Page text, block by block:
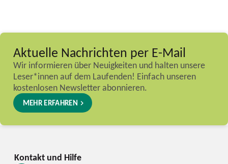
Aktuelle Nachrichten per E-Mail
Wir informieren über Neuigkeiten und halten unsere
Leser*innen auf dem Laufenden! Einfach unseren
kostenlosen Newsletter abonnieren.
MEHR ERFAHREN